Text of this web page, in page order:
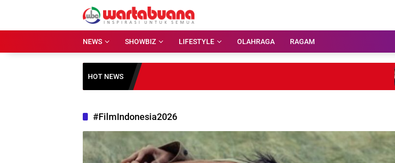
NEWS
SHOWBIZ LIFESTYLE OLAHRAGA RAGAM
HOT NEWS
#FilmIndonesia2026